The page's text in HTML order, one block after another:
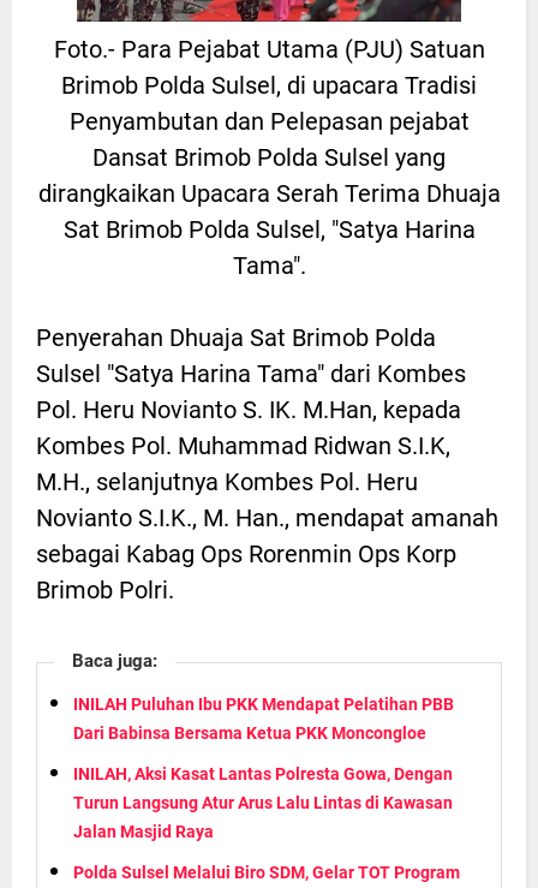
Foto.- Para Pejabat Utama (PJU) Satuan
Brimob Polda Sulsel, di upacara Tradisi
Penyambutan dan Pelepasan pejabat
Dansat Brimob Polda Sulsel yang
dirangkaikan Upacara Serah Terima Dhuaja
Sat Brimob Polda Sulsel, "Satya Harina
Tama".
Penyerahan Dhuaja Sat Brimob Polda
Sulsel "Satya Harina Tama" dari Kombes
Pol. Heru Novianto S. IK. M.Han, kepada
Kombes Pol. Muhammad Ridwan S.I.K,
M.H., selanjutnya Kombes Pol. Heru
Novianto S.I.K., M. Han., mendapat amanah
sebagai Kabag Ops Rorenmin Ops Korp
Brimob Polri.
Baca juga:
INILAH Puluhan Ibu PKK Mendapat Pelatihan PBB
Dari Babinsa Bersama Ketua PKK Moncongloe
INILAH, Aksi Kasat Lantas Polresta Gowa, Dengan
Turun Langsung Atur Arus Lalu Lintas di Kawasan
Jalan Masjid Raya
Polda Sulsel Melalui Biro SDM, Gelar TOT Program